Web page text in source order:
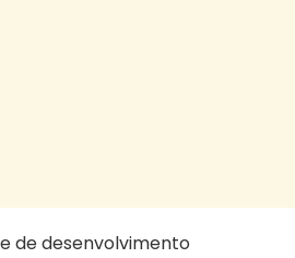
de desenvolvimento